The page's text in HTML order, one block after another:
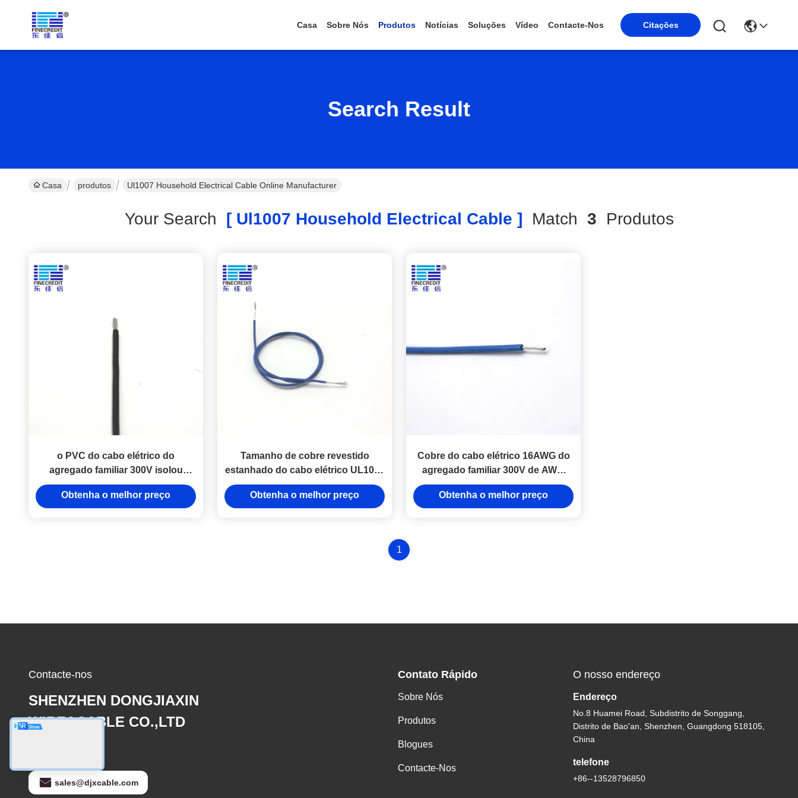
Casa Sobre Nós Produtos Notícias Soluções Vídeo Contacte-Nos Citações
Search Result
Casa produtos Ul1007 Household Electrical Cable Online Manufacturer
Your Search [ Ul1007 Household Electrical Cable ] Match 3 Produtos
o PVC do cabo elétrico do
agregado familiar 300V isolou
UL1007 a aprovação 28AWG
Obtenha o melhor preço
Tamanho de cobre revestido
estanhado do cabo elétrico UL1007
32AWG-16AWG do agregado
familiar
Obtenha o melhor preço
Cobre do cabo elétrico 16AWG do
agregado familiar 300V de AWM
1007 revestido
Obtenha o melhor preço
1
Contacte-nos
SHENZHEN DONGJIAXIN
WIRE&CABLE CO.,LTD
sales@djxcable.com
Contato Rápido
Sobre Nós
Produtos
Blogues
Contacte-Nos
O nosso endereço
Endereço
No.8 Huamei Road, Subdistrito de Songgang,
Distrito de Bao'an, Shenzhen, Guangdong 518105,
China
telefone
+86--13528796850